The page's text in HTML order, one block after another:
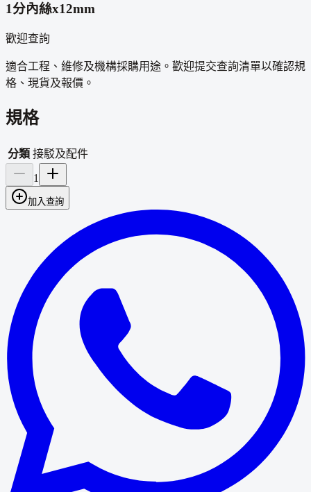
1分內絲x12mm
歡迎查詢
適合工程、維修及機構採購用途。歡迎提交查詢清單以確認規
格、現貨及報價。
規格
分類 接駁及配件
1
加入查詢